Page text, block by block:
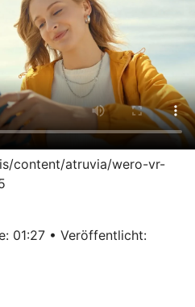
content/atruvia/wero-vr-
01:27 • Veröffentlicht: